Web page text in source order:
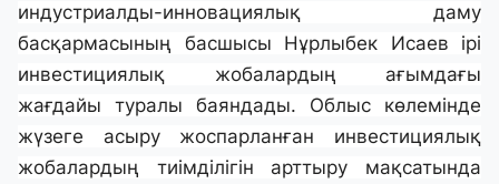
индустриалды-инновациялық даму
басқармасының басшысы Нұрлыбек Исаев ірі
инвестициялық жобалардың ағымдағы
жағдайы туралы баяндады. Облыс көлемінде
жүзеге асыру жоспарланған инвестициялық
жобалардың тиімділігін арттыру мақсатында